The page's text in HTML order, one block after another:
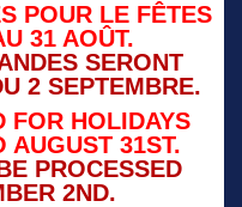
POUR LE FÊTES
31 AOÛT.
SERONT
2 SEPTEMBRE.
FOR HOLIDAYS
AUGUST 31ST.
PROCESSED
2ND.